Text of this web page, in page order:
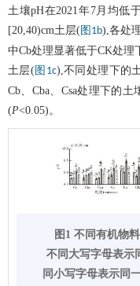
土壤pH在2021年7月均低
[20,40)cm土层(图1b),各处
中Cb处理显著低于CK处理
土层(图1c),不同处理下的
Cb、Cba、Csa处理下的
(P<0.05)。
图1 不同有机物
不同大写字母表示
同小写字母表示同